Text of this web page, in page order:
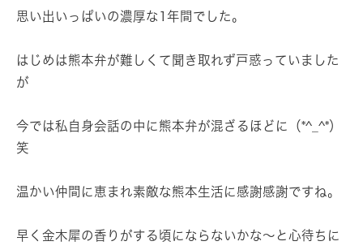
思い出いっぱいの濃厚な1年間でした。
はじめは熊本弁が難しくて聞き取れず戸惑っていました
が
今では私自身会話の中に熊本弁が混ざるほどに（*^_^*）
笑
温かい仲間に恵まれ素敵な熊本生活に感謝感謝ですね。
早く金木犀の香りがする頃にならないかな～と心待ちに